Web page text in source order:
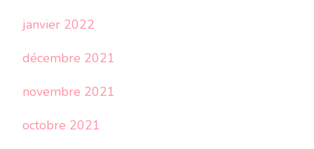
janvier 2022
décembre 2021
novembre 2021
octobre 2021